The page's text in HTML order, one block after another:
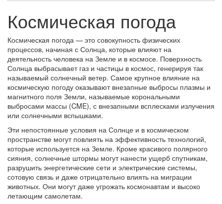
Космическая погода
Космическая погода — это совокупность физических
процессов, начиная с Солнца, которые влияют на
деятельность человека на Земле и в космосе. Поверхность
Солнца выбрасывает газ и частицы в космос, генерируя так
называемый солнечный ветер. Самое крупное влияние на
космическую погоду оказывают внезапные выбросы плазмы и
магнитного поля Земли, называемые корональными
выбросами массы (CME), с внезапными всплесками излучения
или солнечными вспышками.
Эти непостоянные условия на Солнце и в космическом
пространстве могут повлиять на эффективность технологий,
которые используется на Земле. Кроме красивого полярного
сияния, солнечные штормы могут нанести ущерб спутникам,
разрушить энергетические сети и электрические системы,
сотовую связь и даже отрицательно влиять на миграции
животных. Они могут даже угрожать космонавтам и высоко
летающим самолетам.